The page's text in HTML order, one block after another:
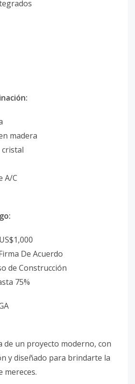
madera
A/C
De Acuerdo
de Construcción
75%
de un proyecto moderno, con
y diseñado para brindarte la
mereces.